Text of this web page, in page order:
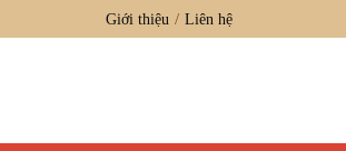
Giới thiệu Liên hệ